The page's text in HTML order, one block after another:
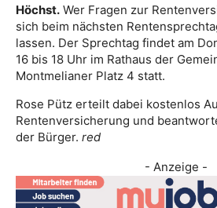
Höchst. Wer Fragen zur
sich beim nächsten
lassen. Der Sprechtag findet am
16 bis 18 Uhr im Rathaus der
Montmelianer Platz 4 statt.
Rose Pütz erteilt dabei kostenlos
Rentenversicherung und
der Bürger. red
- Anzeige -